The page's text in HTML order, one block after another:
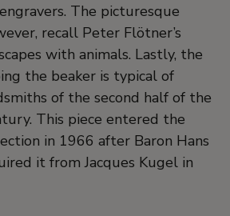
The picturesque
recall Peter Flötner’s
with animals. Lastly, the
the beaker is typical of
of the second half of the
This piece entered the
in 1966 after Baron Hans
it from Jacques Kugel in